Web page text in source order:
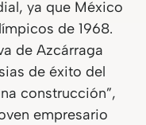
ya que México
de 1968.
de Azcárraga
de éxito del
construcción”,
empresario